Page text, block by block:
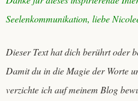
Seelenkommunikation, liebe
Dieser Text hat dich berührt oder
Damit du in die Magie der Worte
verzichte ich auf meinem Blog